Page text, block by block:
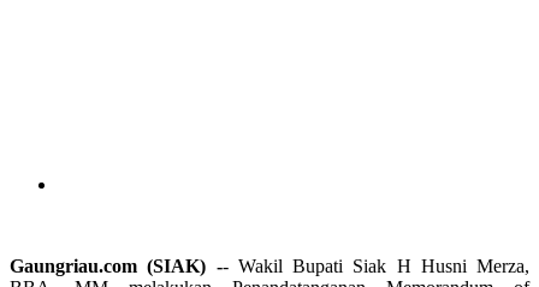
Gaungriau.com (SIAK) -- Wakil Bupati Siak H Husni Merza,